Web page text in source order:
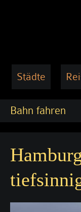
Städte
Bahn fahren